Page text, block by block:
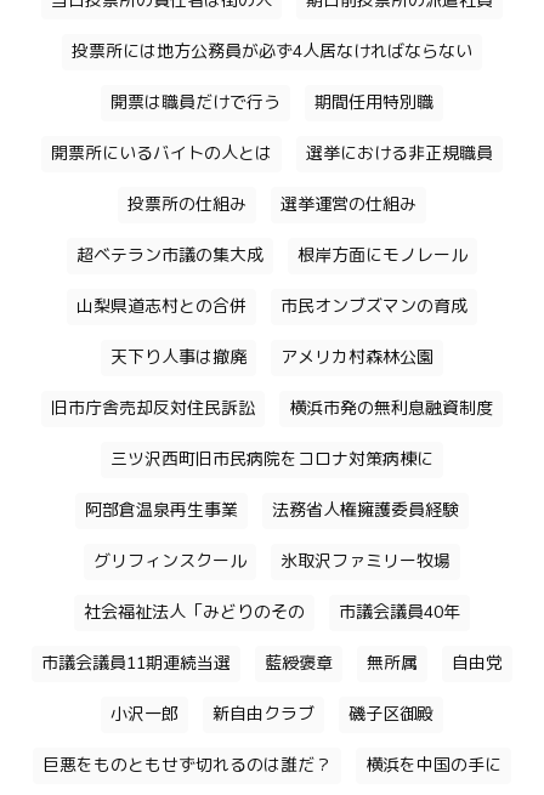
投票所には地方公務員が必ず4人居なければならない
開票は職員だけで行う 期間任用特別職
開票所にいるバイトの人とは 選挙における非正規職員
投票所の仕組み 選挙運営の仕組み
超ベテラン市議の集大成 根岸方面にモノレール
山梨県道志村との合併 市民オンブズマンの育成
天下り人事は撤廃 アメリカ村森林公園
旧市庁舎売却反対住民訴訟 横浜市発の無利息融資制度
三ツ沢西町旧市民病院をコロナ対策病棟に
阿部倉温泉再生事業 法務省人権擁護委員経験
グリフィンスクール 氷取沢ファミリー牧場
社会福祉法人「みどりのその 市議会議員40年
市議会議員11期連続当選 藍綬褒章 無所属 自由党
小沢一郎 新自由クラブ 磯子区御殿
巨悪をものともせず切れるのは誰だ？ 横浜を中国の手に